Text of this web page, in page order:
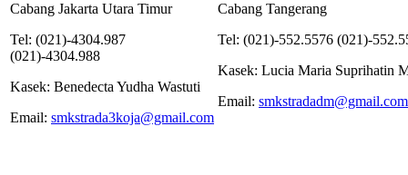
Cabang Jakarta Utara Timur
Tel: (021)-4304.987
(021)-4304.988
Kasek: Benedecta Yudha Wastuti
Email: smkstrada3koja@gmail.com
Cabang Tangerang
Tel: (021)-552.5576 (021)-
Kasek: Lucia Maria Suprihatin
Email: smkstradadm@gmail.com